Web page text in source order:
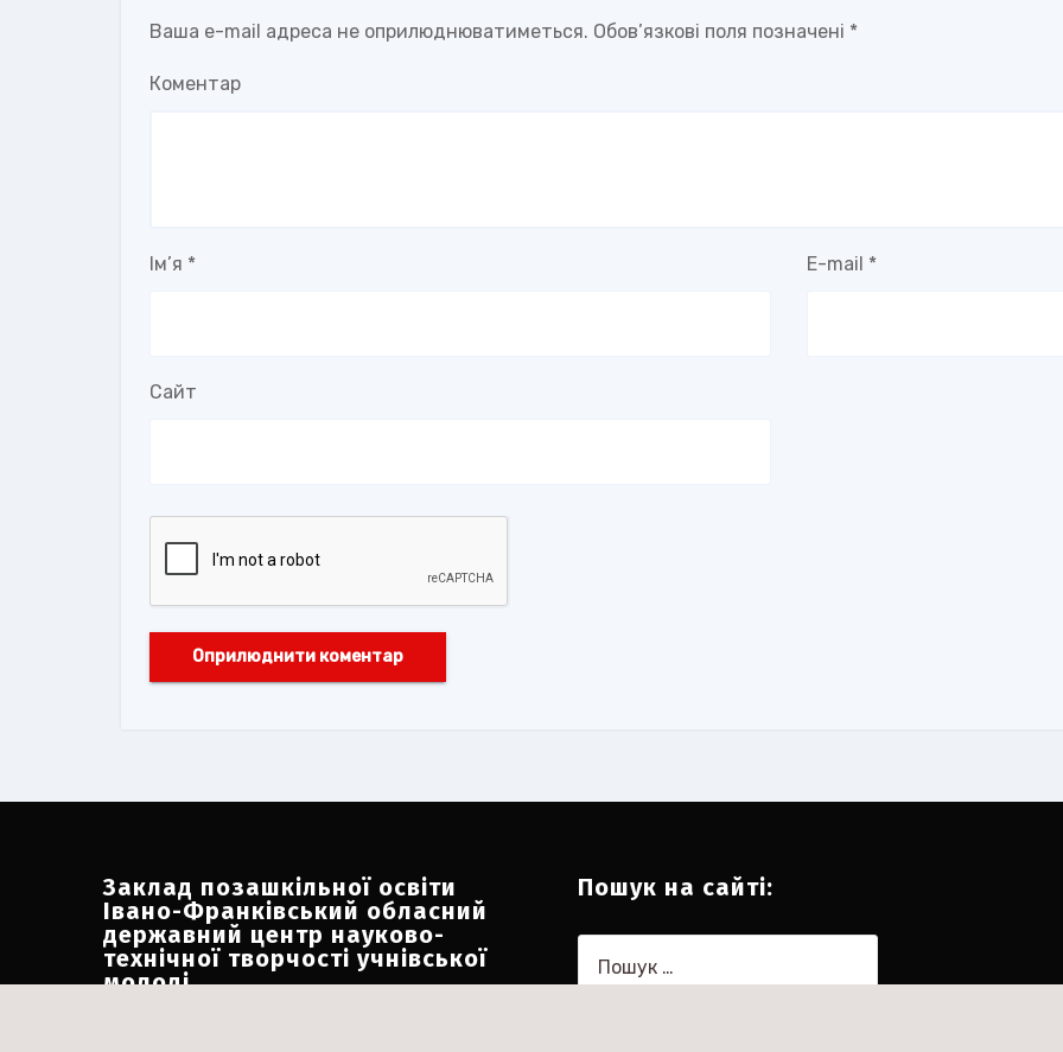
Ваша e-mail адреса не оприлюднюватиметься. Обов’язкові поля позначені *
Коментар
Ім’я * E-mail *
Сайт
Заклад позашкільної освіти
Івано-Франківський обласний
державний центр науково-
технічної творчості учнівської
молоді
Пошук на сайті: